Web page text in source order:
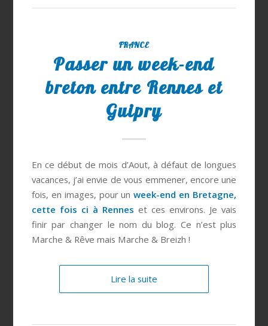
FRANCE
Passer un week-end
breton entre Rennes et
Guipry
En ce début de mois d’Aout, à défaut de longues
vacances, j’ai envie de vous emmener, encore une
fois, en images, pour unweek-end en Bretagne,
cette fois ci à Rennes et ces environs. Je vais
finir par changer le nom du blog. Ce n’est plus
Marche & Rêve mais Marche & Breizh !
Lire la suite